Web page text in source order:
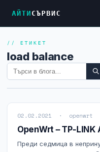
АЙТИСЪРВИС
Услуги
Достъп до Интернет
Видеонаблюдение
Firewall и VPN
// ЕТИКЕТ
load balance
02.02.2021 · openwrt
OpenWrt – TP-LINK
Преди седмица в